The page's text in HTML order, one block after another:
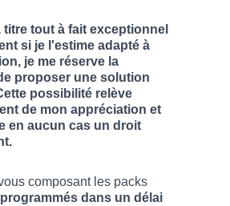
titre tout à fait exceptionnel
si je l'estime adapté à
je me réserve la
proposer une solution
possibilité relève
de mon appréciation et
en aucun cas un droit
composant les packs
programmés dans un délai